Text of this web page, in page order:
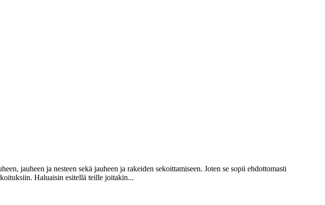
jauheen ja nesteen sekä jauheen ja rakeiden sekoittamiseen. Joten se sopii ehdottomasti
Haluaisin esitellä teille joitakin...